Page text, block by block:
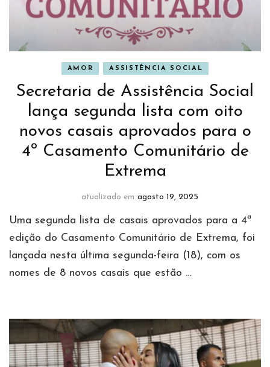
AMOR ASSISTÊNCIA SOCIAL
Secretaria de Assistência Social
lança segunda lista com oito
novos casais aprovados para o
4º Casamento Comunitário de
Extrema
atualizado em agosto 19, 2025
Uma segunda lista de casais aprovados para a 4ª
edição do Casamento Comunitário de Extrema, foi
lançada nesta última segunda-feira (18), com os
nomes de 8 novos casais que estão …